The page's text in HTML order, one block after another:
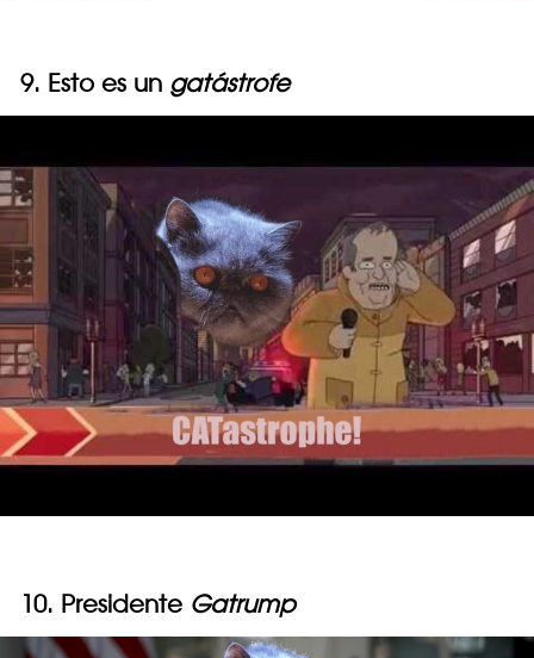
9. Esto es un gatástrofe
10. Presidente Gatrump